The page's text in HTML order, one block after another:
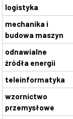
logistyka
mechanika i
budowa maszyn
odnawialne
źródła energii
teleinformatyka
wzornictwo
przemysłowe